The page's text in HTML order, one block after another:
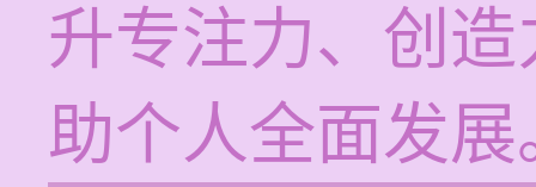
升专注力、创
助个人全面发展